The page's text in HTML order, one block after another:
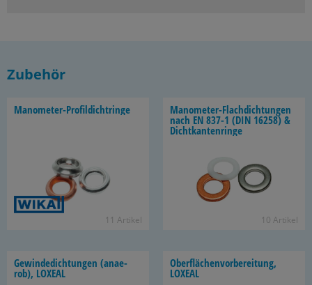
Zubehör
Manometer-​Profildichtringe
11 Ar­ti­kel
Manometer-​Flachdichtungen
nach EN 837-1 (DIN 16258) &
Dicht­kan­ten­rin­ge
10 Ar­ti­kel
Ge­win­de­dich­tun­gen (an­ae­
rob), LO­XE­AL
Ober­flä­chen­vor­be­rei­tung,
LO­XE­AL